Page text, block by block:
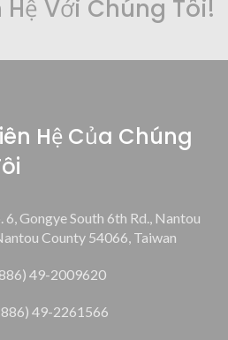
Với Chúng Tôi!
Hệ Của Chúng
6, Gongye South 6th Rd., Nantou
County 54066, Taiwan
49-2009620
49-2261566